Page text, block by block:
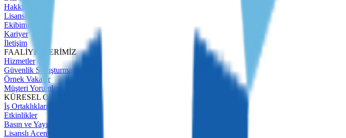
Hakkımızda
Lisanslar
Ekibimiz
Kariyer
İletişim
FAALİYETLERİMİZ
Hizmetler
Güvenlik Soruşturması
Örnek Vakalar
Müşteri Yorumları
KÜRESEL OFİSLERİMİZ
İş Ortaklıkları
Etkinlikler
Basın ve Yayınlar
Lisanslı Acente